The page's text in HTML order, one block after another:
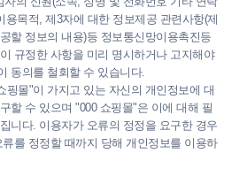
용목적, 제3자에 대한 정보제공 관련사항(제
할 정보의 내용)등 정보통신망이용촉진등
규정한 사항을 미리 명시하거나 고지해야
동의를 철회할 수 있습니다.
핑몰"이 가지고 있는 자신의 개인정보에 대
할 수 있으며 "000 쇼핑몰"은 이에 대해 필
니다. 이용자가 오류의 정정을 요구한 경우
를 정정할 때까지 당해 개인정보를 이용하